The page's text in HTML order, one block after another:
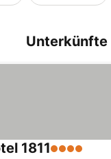
Unterkünfte
18114 Sterne